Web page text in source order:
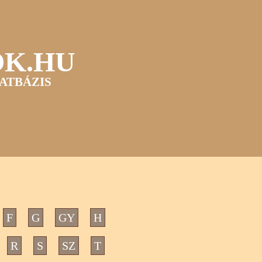
F G GY H
R S SZ T